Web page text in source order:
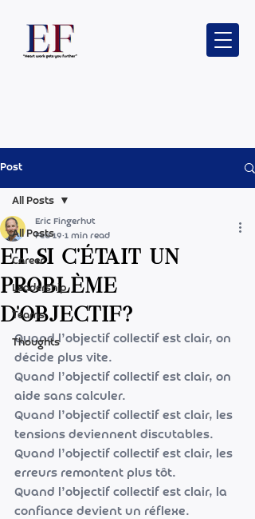
Post
All Posts
Career
Leadership
Teams
Thoughts
All Posts
Et si c'était un
problème
d'objectif?
Eric Fingerhut
Feb 19 1 min read
Quand l’objectif collectif est clair, on
décide plus vite.
Quand l’objectif collectif est clair, on
aide sans calculer.
Quand l’objectif collectif est clair, les
tensions deviennent discutables.
Quand l’objectif collectif est clair, les
erreurs remontent plus tôt.
Quand l’objectif collectif est clair, la
confiance devient un réflexe.